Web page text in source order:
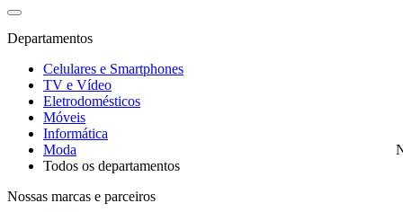
Departamentos
Celulares e Smartphones
TV e Vídeo
Eletrodomésticos
Móveis
Informática
Moda
Todos os departamentos
Nossas marcas e parceiros